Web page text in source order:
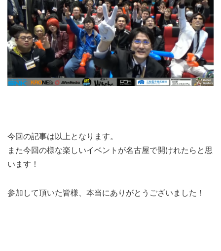
今回の記事は以上となります。
また今回の様な楽しいイベントが名古屋で開けれたらと思
います！
参加して頂いた皆様、本当にありがとうございました！